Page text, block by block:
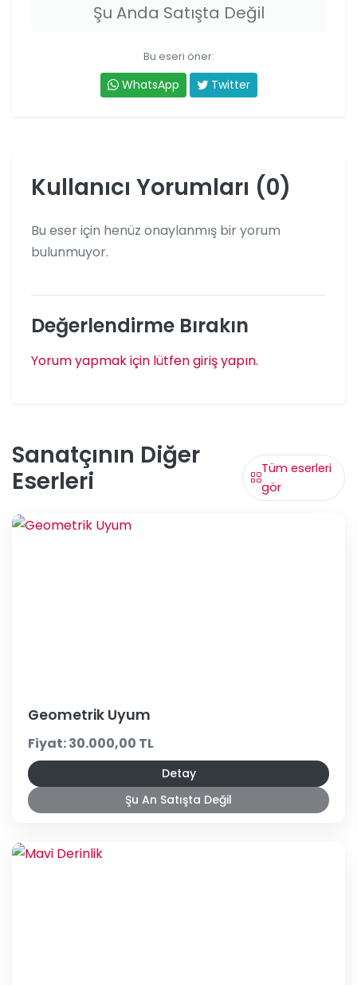
Şu Anda Satışta Değil
Bu eseri öner:
WhatsApp Twitter
Kullanıcı Yorumları (0)
Bu eser için henüz onaylanmış bir yorum
bulunmuyor.
Değerlendirme Bırakın
Yorum yapmak için lütfen giriş yapın.
Sanatçının Diğer
Eserleri
Tüm eserleri
gör
Geometrik Uyum
Fiyat: 30.000,00 TL
Detay
Şu An Satışta Değil